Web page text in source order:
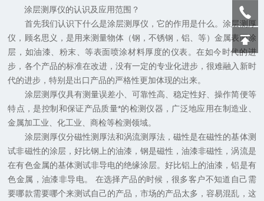
涂层测厚仪的认识及应用范围？
首先我们认识下什么是涂层测厚仪，它的作用是什么。涂层测厚
仪，顾名思义，是用来测量物体（钢，不锈钢，铝、等）金属表面涂
层，如油漆、粉末、等表面喷涂材料厚度的仪表。在如今时代的进
步，各个产品的标准在改进，没有一定的专业化进步，很难融入新时
代的进步，特别是出口产品的严格性更加体现的出来。
涂层测厚仪具有测量误差小、可靠性高、稳定性好、操作简便等
特点，是控制和保证产品质量*的检测仪器，广泛地应用在制造业、
金属加工业、化工业、商检等检测领域。
涂层测厚仪分磁性测厚法和涡流测厚法，磁性是在磁性的基体测
试非磁性的涂层，好比钢上的油漆，钢是磁性，油漆非磁性，涡流是
在有色金属的基体测试非导电的绝缘涂层。好比铝上的油漆，铝是有
色金属，油漆非导电。 在选择产品的时候，很多客户不知道自己需
要哪款需要哪个来测试自己的产品，市场的产品太多，容易混乱，这